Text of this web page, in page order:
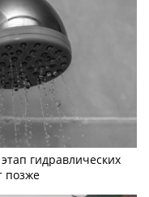
гидравлических
позже